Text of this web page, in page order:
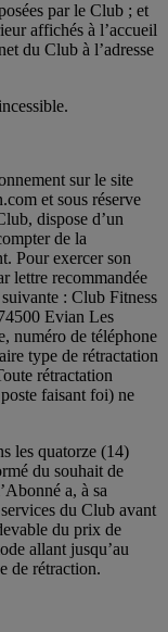
par le Club ; et
affichés à l’accueil
du Club à l’adresse
sur le site
et sous réserve
dispose d’un
de la
Pour exercer son
lettre recommandée
suivante : Club Fitness
Evian Les
numéro de téléphone
type de rétractation
rétractation
faisant foi) ne
les quatorze (14)
du souhait de
a, à sa
du Club avant
du prix de
allant jusqu’au
de rétraction.